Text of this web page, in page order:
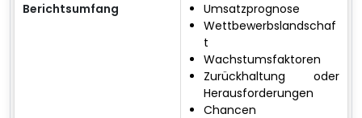
Berichtsumfang
Umsatzprognose
Wettbewerbslandschaf
t
Wachstumsfaktoren
Zurückhaltung oder
Herausforderungen
Chancen